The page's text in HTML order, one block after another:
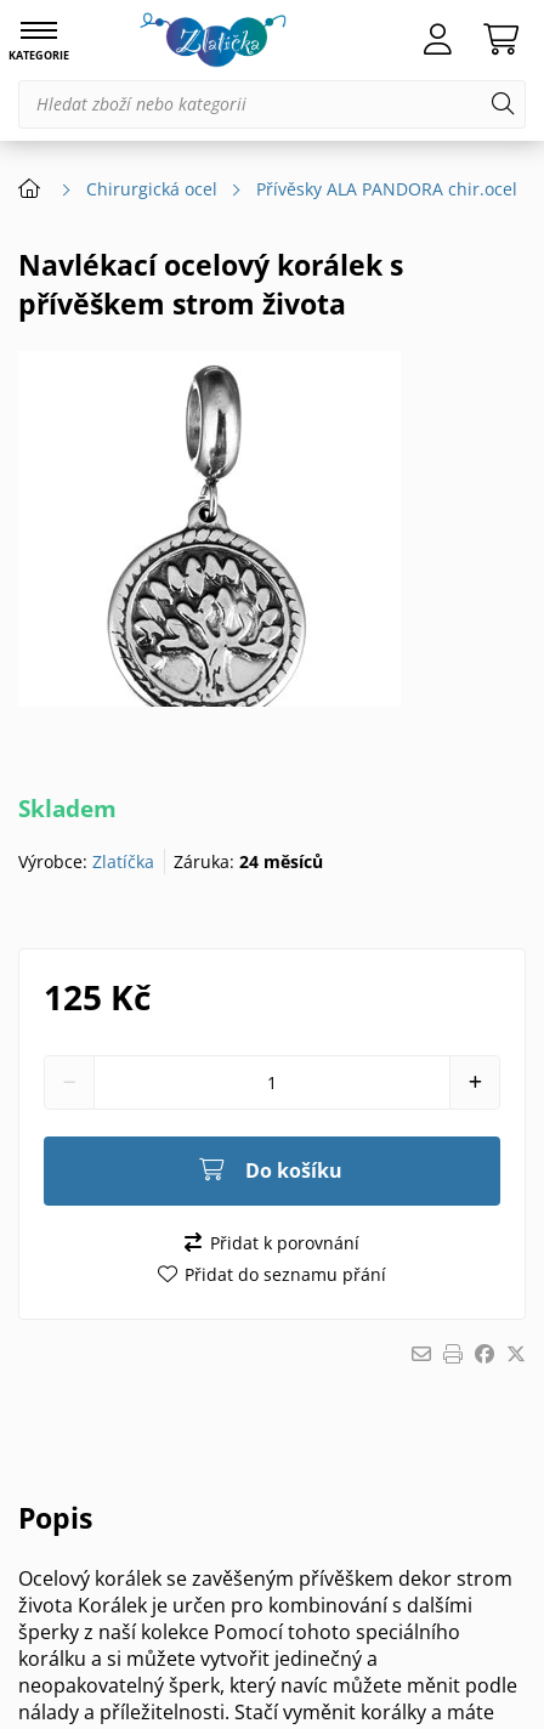
KATEGORIE
Chirurgická ocel Přívěsky ALA PANDORA chir.ocel
Navlékací ocelový korálek s
přívěškem strom života
Skladem
Výrobce: Zlatíčka Záruka:24 měsíců
125 Kč
Do košíku
Přidat k porovnání
Přidat do seznamu přání
Popis
Ocelový korálek se zavěšeným přívěškem dekor strom
života Korálek je určen pro kombinování s dalšími
šperky z naší kolekce Pomocí tohoto speciálního
korálku a si můžete vytvořit jedinečný a
neopakovatelný šperk, který navíc můžete měnit podle
nálady a příležitelnosti. Stačí vyměnit korálky a máte